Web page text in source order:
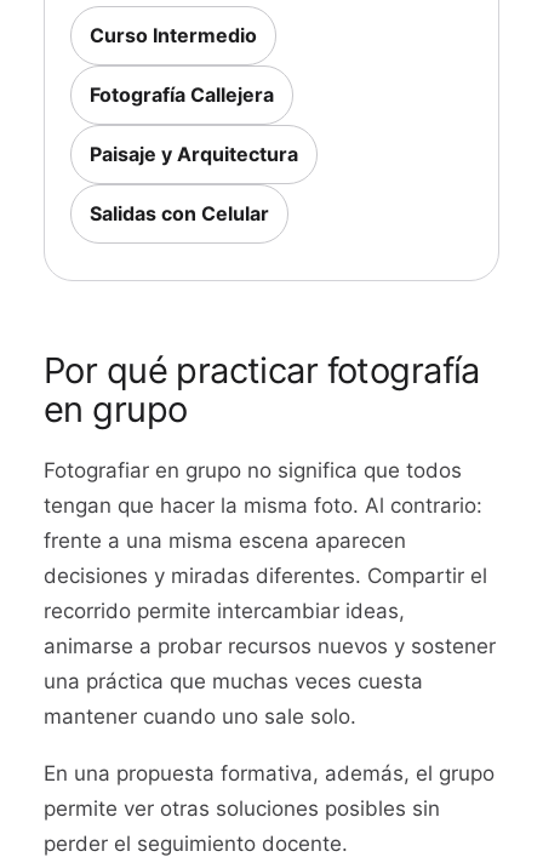
Curso Intermedio
Fotografía Callejera
Paisaje y Arquitectura
Salidas con Celular
Por qué practicar fotografía
en grupo
Fotografiar en grupo no significa que todos
tengan que hacer la misma foto. Al contrario:
frente a una misma escena aparecen
decisiones y miradas diferentes. Compartir el
recorrido permite intercambiar ideas,
animarse a probar recursos nuevos y sostener
una práctica que muchas veces cuesta
mantener cuando uno sale solo.
En una propuesta formativa, además, el grupo
permite ver otras soluciones posibles sin
perder el seguimiento docente.